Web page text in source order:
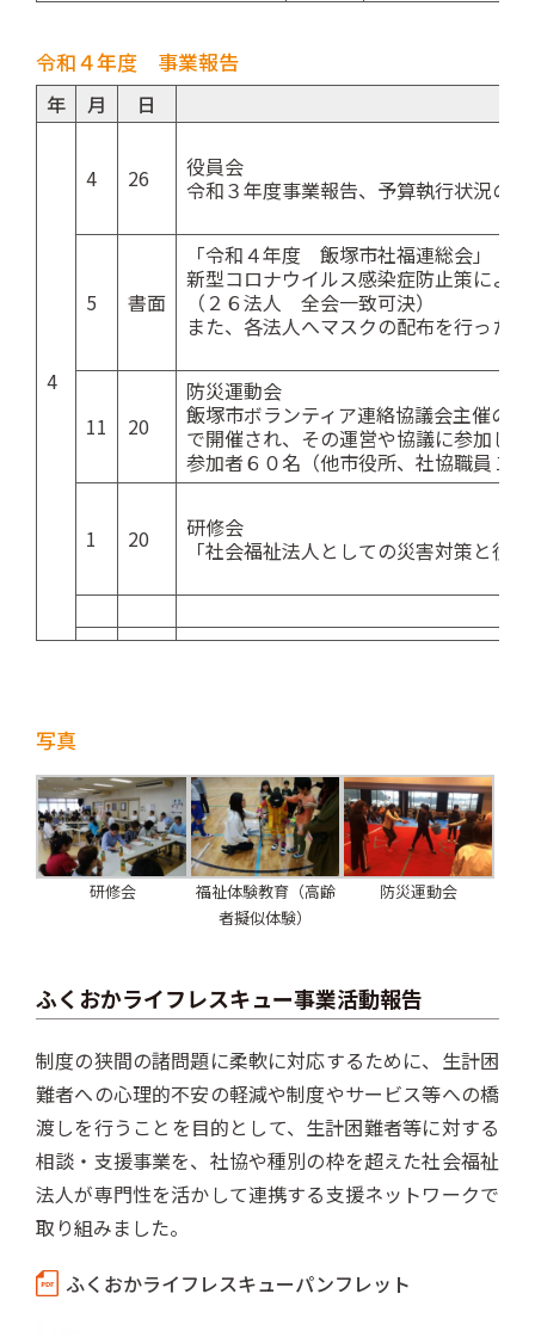
令和４年度 事業報告
年 月 日
4
4 26
役員会
令和３年度事業報告、予算執行状況の
5 書面
「令和４年度 飯塚市社福連総会」
新型コロナウイルス感染症防止策によ
（２６法人 全会一致可決）
また、各法人へマスクの配布を行った
11 20
防災運動会
飯塚市ボランティア連絡協議会主催の
で開催され、その運営や協議に参加し
参加者６０名（他市役所、社協職員１
1 20
研修会
「社会福祉法人としての災害対策と
写真
研修会
福祉体験教育（高齢
者擬似体験）
防災運動会
ふくおかライフレスキュー事業活動報告
制度の狭間の諸問題に柔軟に対応するために、生計困
難者への心理的不安の軽減や制度やサービス等への橋
渡しを行うことを目的として、生計困難者等に対する
相談・支援事業を、社協や種別の枠を超えた社会福祉
法人が専門性を活かして連携する支援ネットワークで
取り組みました。
ふくおかライフレスキューパンフレット